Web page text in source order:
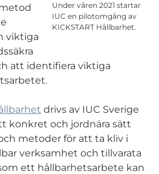
Under våren 2021 startar
IUC en pilotomgång av
KICKSTART Hållbarhet.
viktiga
att identifiera viktiga
drivs av IUC Sverige
konkret och jordnära sätt
metoder för att ta kliv i
verksamhet och tillvarata
ett hållbarhetsarbete kan